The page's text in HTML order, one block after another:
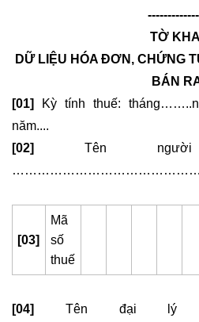
TỜ KHAI
DỮ LIỆU HÓA ĐƠN, CHỨNG
BÁN
[01]
Kỳ tính thuế:
năm....
[02]
Tên người
[03]
Mã
số
thuế
[04]
Tên đại lý